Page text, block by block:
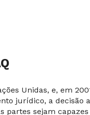
Unidas, e, em
jurídico, a decisão
partes sejam